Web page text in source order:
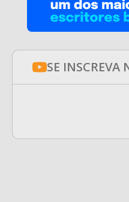
SE INSCREVA